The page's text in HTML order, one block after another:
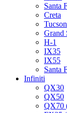
Santa
Creta
Tucson
Grand
H-1
IX35
IX55
Santa
Infiniti
QX30
QX50
QX70